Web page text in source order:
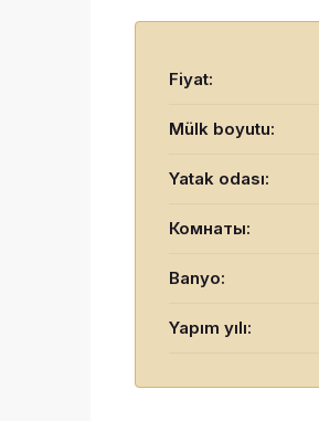
Fiyat:
Mülk boyutu:
Yatak odası:
Комнаты:
Banyo:
Yapım yılı: